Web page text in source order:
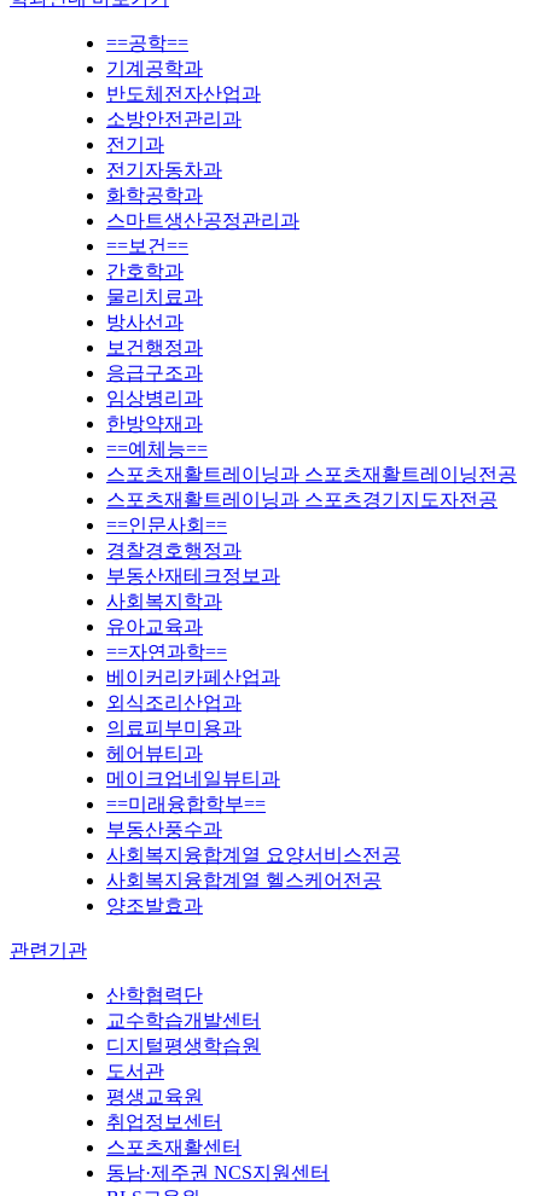
==공학==
기계공학과
반도체전자산업과
소방안전관리과
전기과
전기자동차과
화학공학과
스마트생산공정관리과
==보건==
간호학과
물리치료과
방사선과
보건행정과
응급구조과
임상병리과
한방약재과
==예체능==
스포츠재활트레이닝과 스포츠재활트레이닝전공
스포츠재활트레이닝과 스포츠경기지도자전공
==인문사회==
경찰경호행정과
부동산재테크정보과
사회복지학과
유아교육과
==자연과학==
베이커리카페산업과
외식조리산업과
의료피부미용과
헤어뷰티과
메이크업네일뷰티과
==미래융합학부==
부동산풍수과
사회복지융합계열 요양서비스전공
사회복지융합계열 헬스케어전공
양조발효과
관련기관
산학협력단
교수학습개발센터
디지털평생학습원
도서관
평생교육원
취업정보센터
스포츠재활센터
동남·제주권 NCS지원센터